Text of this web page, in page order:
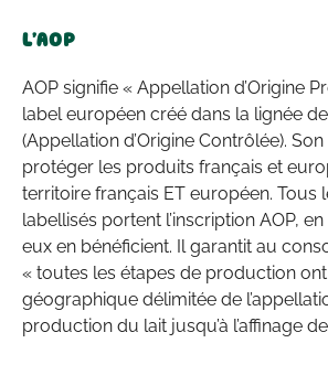
L’AOP
AOP signifie « Appellation d’Origine
label européen créé dans la lignée de
(Appellation d’Origine Contrôlée).
protéger les produits français et
territoire français ET européen. Tous
labellisés portent l’inscription AOP, en
eux en bénéficient. Il garantit au
« toutes les étapes de production ont
géographique délimitée de
production du lait jusqu’à l’affinage